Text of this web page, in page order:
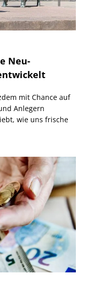
Neu-
mit Chance auf
Anlegern
wie uns frische